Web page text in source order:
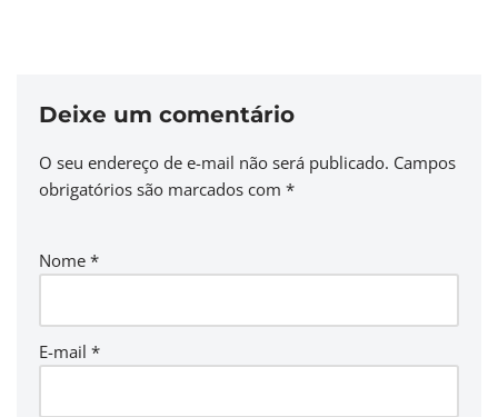
Deixe um comentário
O seu endereço de e-mail não será publicado. Campos
obrigatórios são marcados com *
Nome *
E-mail *